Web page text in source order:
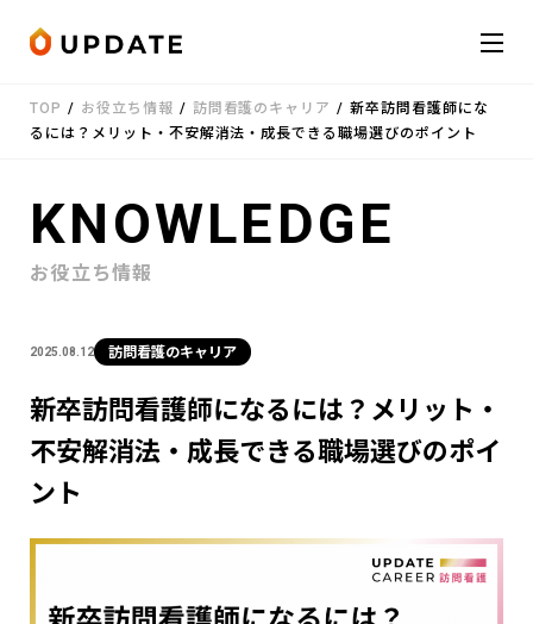
会社概要
サービス
お知らせ
TOP / お役立ち情報 / 訪問看護のキャリア / 新卒訪問看護師にな
るには？メリット・不安解消法・成長できる職場選びのポイント
KNOWLEDGE
お役立ち情報
2025.08.12 訪問看護のキャリア
新卒訪問看護師になるには？メリット・
不安解消法・成長できる職場選びのポイ
ント